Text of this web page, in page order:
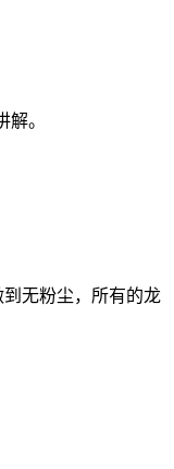
。
无粉尘，所有的龙